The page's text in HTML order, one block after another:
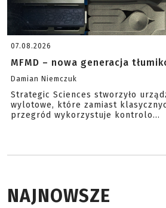
07.08.2026
MFMD – nowa generacja
Damian Niemczuk
Strategic Sciences stworzyło
wylotowe, które zamiast
przegród wykorzystuje kontrolo...
NAJNOWSZE